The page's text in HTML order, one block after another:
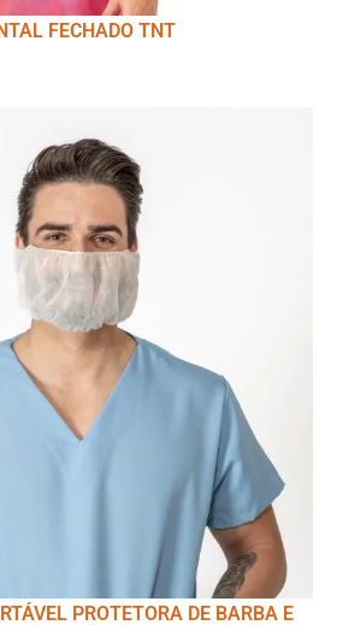
FECHADO TNT
PROTETORA DE BARBA E